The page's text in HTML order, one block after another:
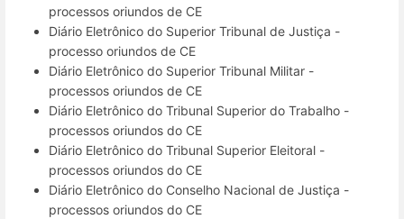
processos oriundos de CE
Diário Eletrônico do Superior Tribunal de Justiça -
processo oriundos de CE
Diário Eletrônico do Superior Tribunal Militar -
processos oriundos de CE
Diário Eletrônico do Tribunal Superior do Trabalho -
processos oriundos do CE
Diário Eletrônico do Tribunal Superior Eleitoral -
processos oriundos do CE
Diário Eletrônico do Conselho Nacional de Justiça -
processos oriundos do CE